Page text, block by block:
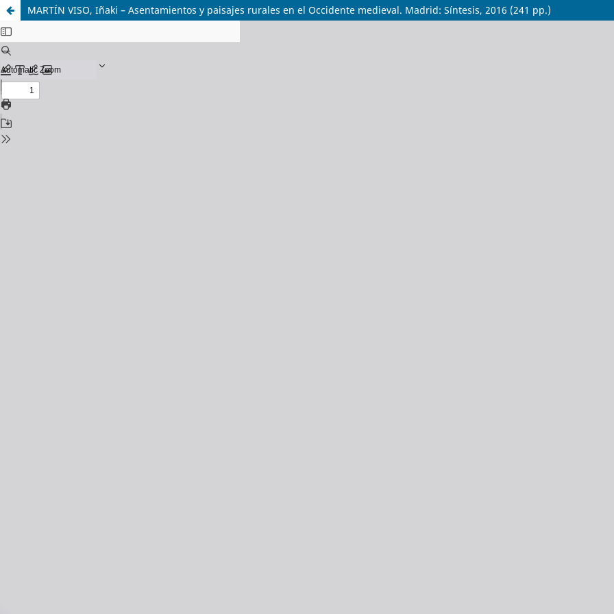
MARTÍN VISO, Iñaki – Asentamientos y paisajes rurales en el Occidente medieval. Madrid: Síntesis, 2016 (241 pp.)